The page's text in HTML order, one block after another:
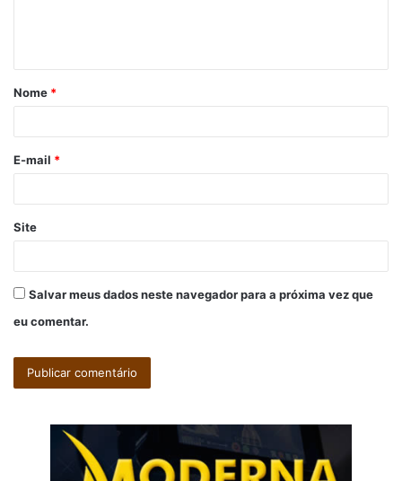
á
r
*
Nome *
E-mail *
Site
Salvar meus dados neste navegador para a próxima vez que
eu comentar.